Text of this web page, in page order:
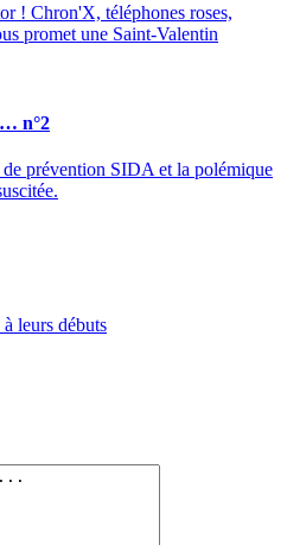
! Chron'X, téléphones roses,
promet une Saint-Valentin
n°2
prévention SIDA et la polémique
leurs débuts